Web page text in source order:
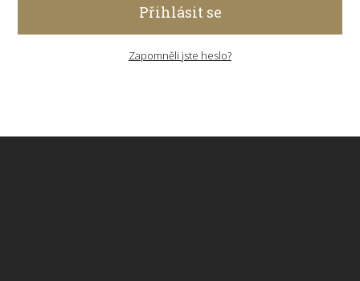
Přihlásit se
Zapomněli jste heslo?